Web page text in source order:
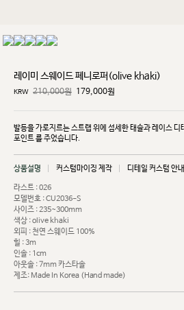
레이미 스웨이드 페니로퍼(olive khaki)
KRW 210,000원 179,000원
발등을 가로지르는 스트랩 위에 섬세한 태슬과 레이스
포인트를 주었습니다.
상품설명 커스텀마이징 제작 디테일 커스텀 안내
라스트 : 026
모델번호 : CU2036-S
사이즈 : 235~300mm
색상 : olive khaki
외피 : 천연 스웨이드 100%
힐 : 3m
인솔 : 1cm
아웃솔 : 7mm 카스타솔
제조: Made In Korea (Hand made)